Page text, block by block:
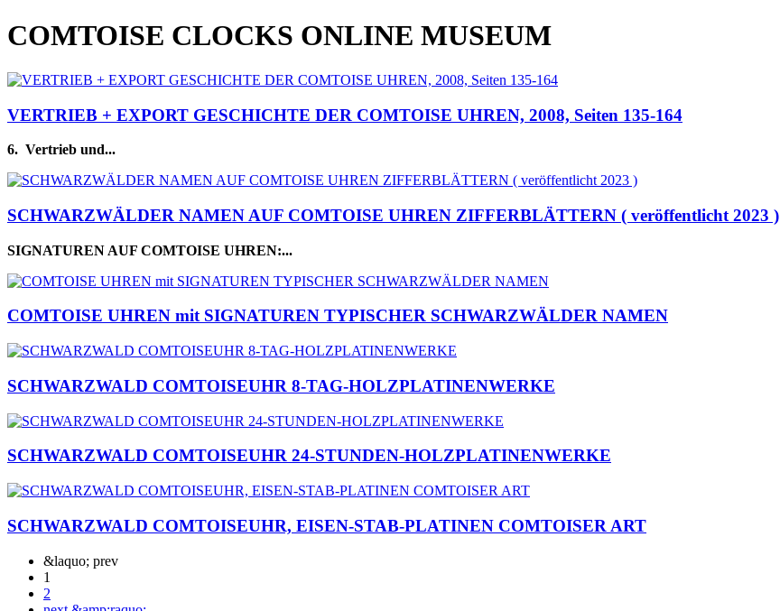
COMTOISE CLOCKS ONLINE MUSEUM
VERTRIEB + EXPORT GESCHICHTE DER COMTOISE UHREN, 2008, Seiten 135-164
6. Vertrieb und...
SCHWARZWÄLDER NAMEN AUF COMTOISE UHREN ZIFFERBLÄTTERN ( veröffentlicht 2023 )
SIGNATUREN AUF COMTOISE UHREN:...
COMTOISE UHREN mit SIGNATUREN TYPISCHER SCHWARZWÄLDER NAMEN
SCHWARZWALD COMTOISEUHR 8-TAG-HOLZPLATINENWERKE
SCHWARZWALD COMTOISEUHR 24-STUNDEN-HOLZPLATINENWERKE
SCHWARZWALD COMTOISEUHR, EISEN-STAB-PLATINEN COMTOISER ART
&laquo; prev
1
2